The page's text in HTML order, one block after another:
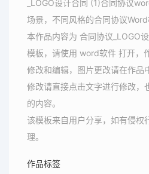
_LOGO设计合同 (1)合同协议
场景，不同风格的合同协议Word
本作品内容为 合同协议_LOGO
模板，请使用 word软件 打开，
修改和编辑，图片更改请在作品
修改请直接点击文字进行修改，
的内容。
该模板来自用户分享，如有侵权
理。
作品标签